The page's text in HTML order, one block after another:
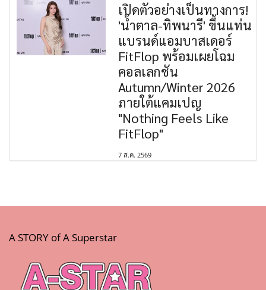
เปิดตัวอย่างเป็นทางการ!
'น้ำตาล-ทิพนารี' ขึ้นแท่น
แบรนด์แอมบาสเดอร์
FitFlop พร้อมเผยโฉม
คอลเลกชัน
Autumn/Winter 2026
ภายใต้แคมเปญ
"Nothing Feels Like
FitFlop"
7 ส.ค. 2569
A STORY of A Superstar